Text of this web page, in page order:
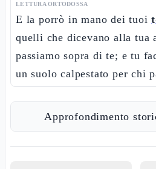
LETTURA ORTODOSSA
E la porrò in mano dei tuoi
quelli che dicevano alla tua
passiamo sopra di te; e tu
un suolo calpestato per chi
Approfondimento